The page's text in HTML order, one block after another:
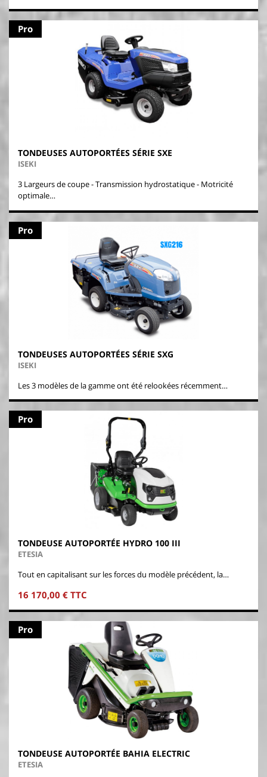
Pro
TONDEUSES AUTOPORTÉES SÉRIE SXE
ISEKI
3 Largeurs de coupe - Transmission hydrostatique - Motricité
optimale…
Pro
TONDEUSES AUTOPORTÉES SÉRIE SXG
ISEKI
Les 3 modèles de la gamme ont été relookées récemment…
Pro
TONDEUSE AUTOPORTÉE HYDRO 100 III
ETESIA
Tout en capitalisant sur les forces du modèle précédent, la…
16 170,00 € TTC
Pro
TONDEUSE AUTOPORTÉE BAHIA ELECTRIC
ETESIA